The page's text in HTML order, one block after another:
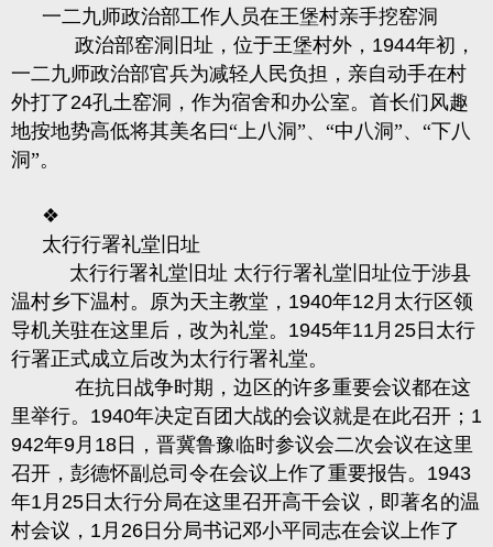
一二九师政治部工作人员在王堡村亲手挖窑洞
政治部窑洞旧址，位于王堡村外， 1944年初，
一二九师政治部官兵为减轻人民负担，亲自动手在村
外打了24孔土窑洞，作为宿舍和办公室。首长们风趣
地按地势高低将其美名曰“上八洞”、“中八洞”、“下八
洞”。
❖
太行行署礼堂旧址
太行行署礼堂旧址 太行行署礼堂旧址位于涉县
温村乡下温村。原为天主教堂， 1940年12月太行区领
导机关驻在这里后，改为礼堂。 1945年11月 25 日太行
行署正式成立后改为太行行署礼堂。
在抗日战争时期，边区的许多重要会议都在这
里举行。 1940年决定百团大战的会议就是在此召开； 1
942年9月 18 日，晋冀鲁豫临时参议会二次会议在这里
召开，彭德怀副总司令在会议上作了重要报告。 1943
年1月 25 日太行分局在这里召开高干会议，即著名的温
村会议， 1月 26 日分局书记邓小平同志在会议上作了